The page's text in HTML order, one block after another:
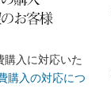
入に対応いた
購入の対応につ